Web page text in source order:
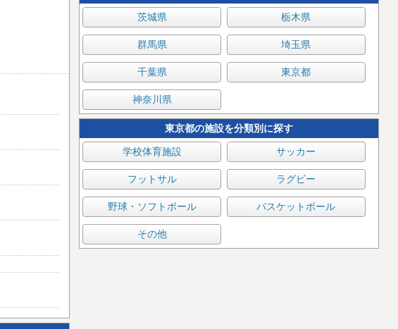
茨城県 栃木県
群馬県 埼玉県
千葉県 東京都
神奈川県
東京都の施設を分類別に探す
学校体育施設 サッカー
フットサル ラグビー
野球・ソフトボール バスケットボール
その他